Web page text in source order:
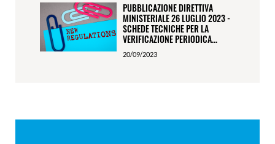
PUBBLICAZIONE DIRETTIVA
MINISTERIALE 26 LUGLIO 2023 -
SCHEDE TECNICHE PER LA
VERIFICAZIONE PERIODICA...
20/09/2023